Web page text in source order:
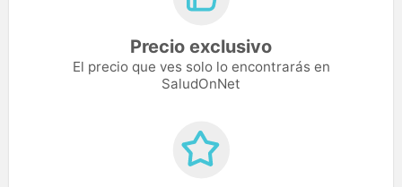
Precio exclusivo
El precio que ves solo lo encontrarás en
SaludOnNet